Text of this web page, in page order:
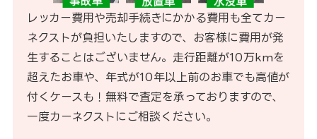
レッカー費用や売却手続きにかかる費用も全てカー
ネクストが負担いたしますので、お客様に費用が発
生することはございません。走行距離が10万kmを
超えたお車や、年式が10年以上前のお車でも高値が
付くケースも！無料で査定を承っておりますので、
一度カーネクストにご相談ください。